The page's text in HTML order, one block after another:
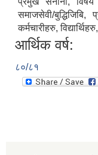
समाजसेवी/
कर्मचारीहरु,
आर्थिक वर्ष:
८०/८१